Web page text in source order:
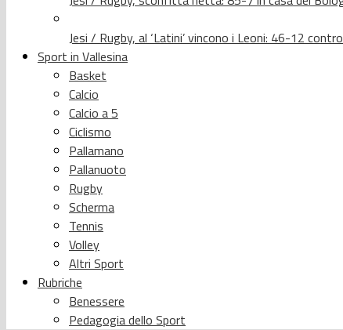
Jesi / Rugby, al ‘Latini’ vincono i Leoni: 46-12
Sport in Vallesina
Basket
Calcio
Calcio a 5
Ciclismo
Pallamano
Pallanuoto
Rugby
Scherma
Tennis
Volley
Altri Sport
Rubriche
Benessere
Pedagogia dello Sport